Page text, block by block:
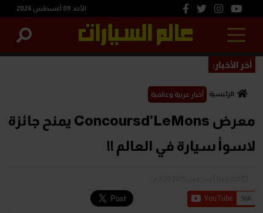
الأحد 09 أغسطس 2026
آخر الأخبار:
الرئيسية أخبار عربية وعالمية
معرض Concoursd’LeMons يمنح جائزة
لاسوأ سيارة في العالم !!